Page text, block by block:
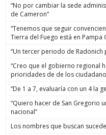
“No por cambiar la sede
de Cameron”
“Tenemos que seguir
Tierra del Fuego está en Pampa
“Un tercer periodo de
“Creo que el gobierno regional
prioridades de de los
“De 1 a 7, evaluaría con un 4 la
“Quiero hacer de San Gregorio
nacional”
Los nombres que buscan